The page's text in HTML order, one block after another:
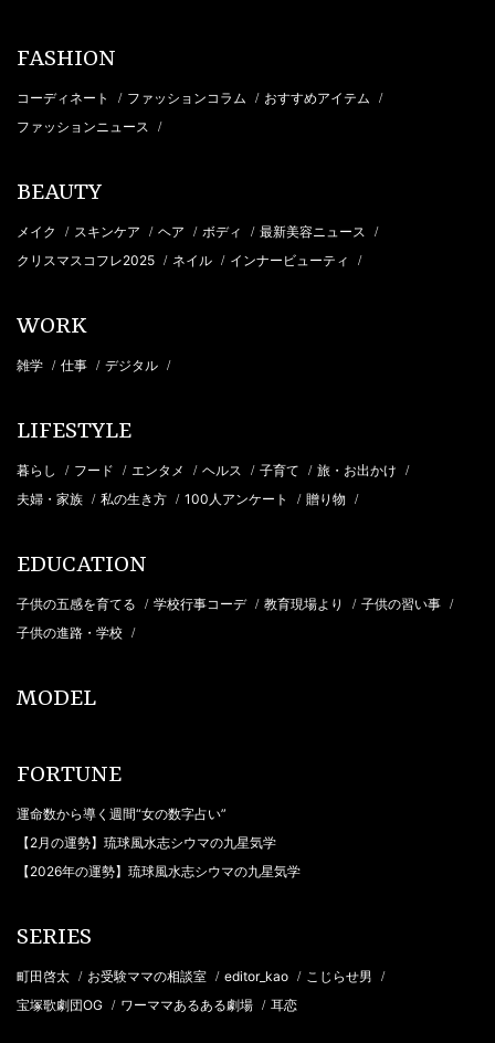
FASHION
コーディネート / ファッションコラム / おすすめアイテム /
ファッションニュース /
BEAUTY
メイク / スキンケア / ヘア / ボディ / 最新美容ニュース /
クリスマスコフレ2025 / ネイル / インナービューティ /
WORK
雑学 / 仕事 / デジタル /
LIFESTYLE
暮らし / フード / エンタメ / ヘルス / 子育て / 旅・お出かけ /
夫婦・家族 / 私の生き方 / 100人アンケート / 贈り物 /
EDUCATION
子供の五感を育てる / 学校行事コーデ / 教育現場より / 子供の習い事 /
子供の進路・学校 /
MODEL
FORTUNE
運命数から導く週間“女の数字占い”
【2月の運勢】琉球風水志シウマの九星気学
【2026年の運勢】琉球風水志シウマの九星気学
SERIES
町田啓太 / お受験ママの相談室 / editor_kao / こじらせ男 /
宝塚歌劇団OG / ワーママあるある劇場 / 耳恋